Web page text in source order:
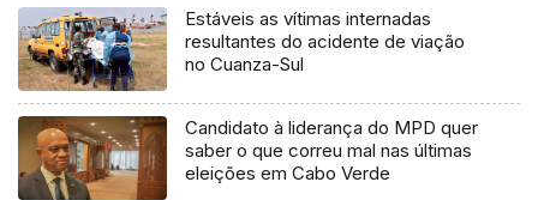
Estáveis as vítimas internadas
resultantes do acidente de viação
no Cuanza-Sul
Candidato à liderança do MPD quer
saber o que correu mal nas últimas
eleições em Cabo Verde